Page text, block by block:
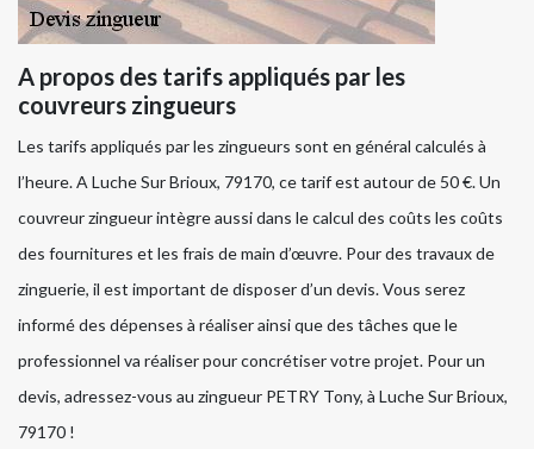
A propos des tarifs appliqués par les
couvreurs zingueurs
Les tarifs appliqués par les zingueurs sont en général calculés à
l’heure. A Luche Sur Brioux, 79170, ce tarif est autour de 50 €. Un
couvreur zingueur intègre aussi dans le calcul des coûts les coûts
des fournitures et les frais de main d’œuvre. Pour des travaux de
zinguerie, il est important de disposer d’un devis. Vous serez
informé des dépenses à réaliser ainsi que des tâches que le
professionnel va réaliser pour concrétiser votre projet. Pour un
devis, adressez-vous au zingueur PETRY Tony, à Luche Sur Brioux,
79170 !